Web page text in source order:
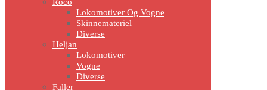
Lokomotiver Og Vogne
Skinnemateriel
Diverse
Heljan
Lokomotiver
Vogne
Diverse
Faller